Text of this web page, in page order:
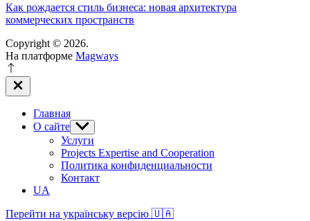
Как рождается стиль бизнеса: новая архитектура
коммерческих пространств
Copyright © 2026.
На платформе Magways
Закрыть
вне
Главная
О сайте Показывать
подменю
Услуги
Projects Expertise and Cooperation
Политика конфиденциальности
Контакт
UA
Перейти на українську версію 🇺🇦